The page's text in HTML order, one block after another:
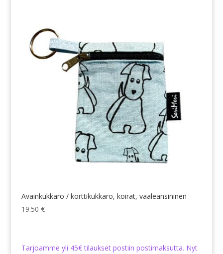
Avainkukkaro / korttikukkaro, koirat, vaaleansininen
19.50 €
Tarjoamme yli 45€ tilaukset postiin postimaksutta. Nyt